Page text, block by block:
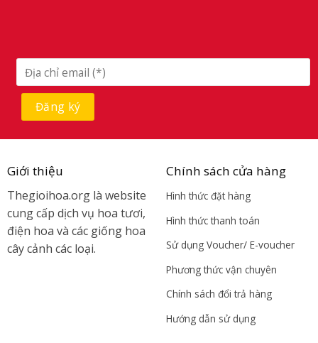
Giới thiệu
Thegioihoa.org là website
cung cấp dịch vụ hoa tươi,
điện hoa và các giống hoa
cây cảnh các loại.
Chính sách cửa hàng
Hình thức đặt hàng
Hình thức thanh toán
Sử dụng Voucher/ E-voucher
Phương thức vận chuyên
Chính sách đổi trả hàng
Hướng dẫn sử dụng